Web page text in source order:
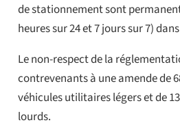
de stationnement sont
heures sur 24 et 7 jours sur 7)
Le non-respect de la
contrevenants à une amende de
véhicules utilitaires légers et de
lourds.